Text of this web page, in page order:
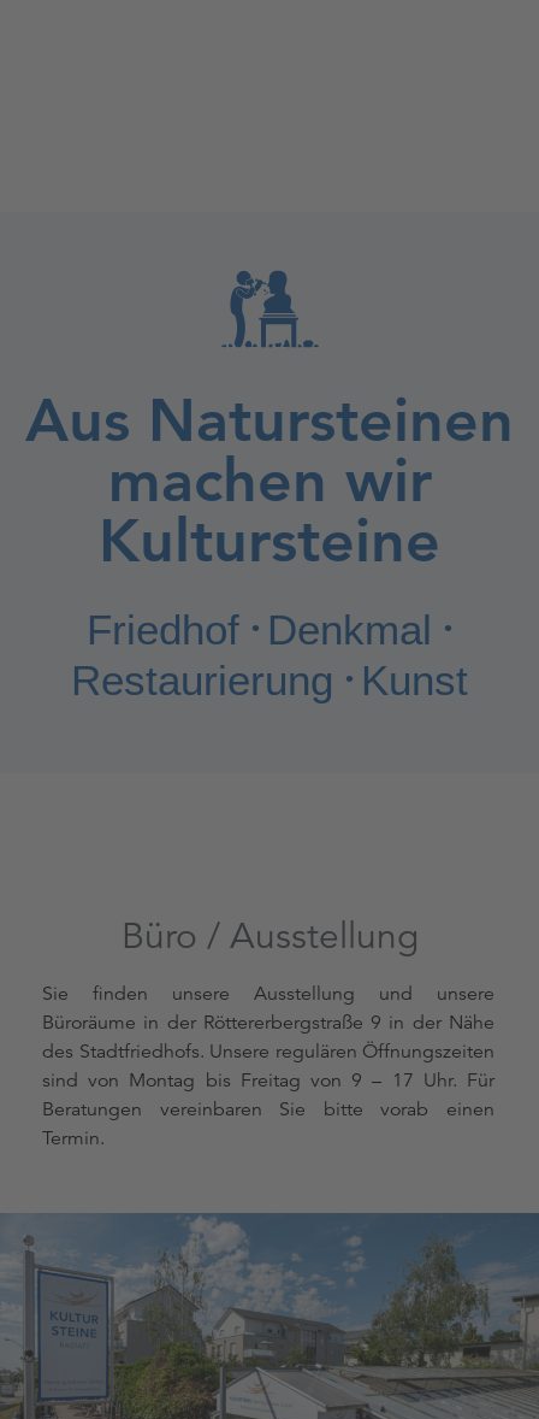
Aus Natursteinen
machen wir
Kultursteine
Friedhof • Denkmal •
Restaurierung • Kunst
Büro / Ausstellung
Sie finden unsere Ausstellung und unsere
Büroräume in der Röttererbergstraße 9 in der Nähe
des Stadtfriedhofs. Unsere regulären Öffnungszeiten
sind von Montag bis Freitag von 9 – 17 Uhr. Für
Beratungen vereinbaren Sie bitte vorab einen
Termin.